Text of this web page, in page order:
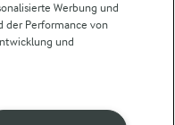
Werbung und
der Performance von
und